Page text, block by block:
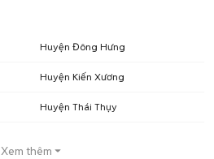
Huyện Đông Hưng
Huyện Kiến Xương
Huyện Thái Thụy
Xem thêm